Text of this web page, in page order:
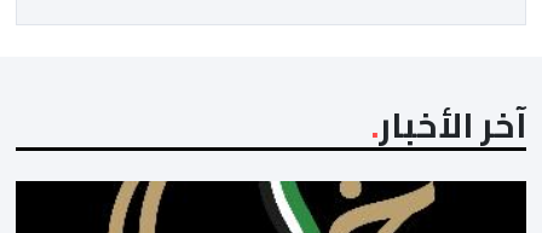
المصدر ذاته عن الأسف لكونه “في […]
آخر الأخبار